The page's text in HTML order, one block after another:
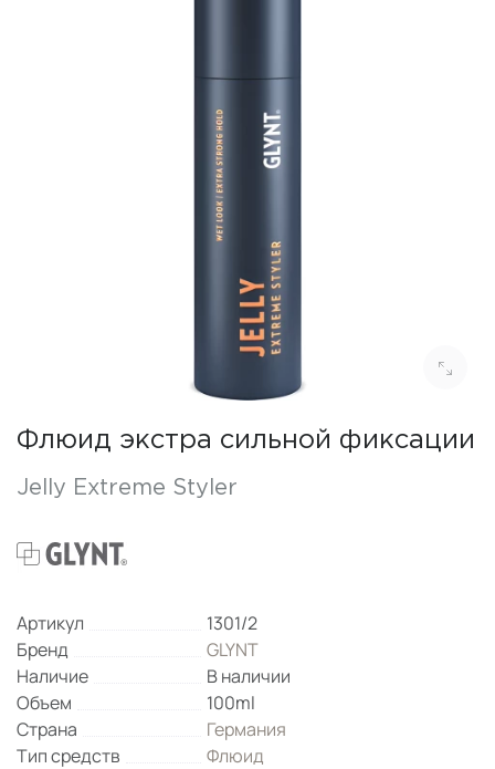
Флюид экстра сильной фиксации
Jelly Extreme Styler
Артикул
1301/2
Бренд
GLYNT
Наличие
В наличии
Объем
100ml
Страна
Германия
Тип средств
Флюид